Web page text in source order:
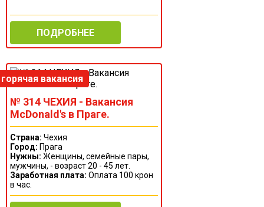
ПОДРОБНЕЕ
№ 314 ЧЕХИЯ - Вакансия
McDonald's в Праге.
Страна: Чехия
Город: Прага
Нужны: Женщины, семейные пары,
мужчины, - возраст 20 - 45 лет.
Заработная плата: Оплата 100 крон
в час.